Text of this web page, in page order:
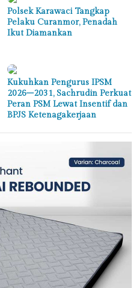
Polsek Karawaci Tangkap
Pelaku Curanmor, Penadah
Ikut Diamankan
Kukuhkan Pengurus IPSM
2026–2031, Sachrudin Perkuat
Peran PSM Lewat Insentif dan
BPJS Ketenagakerjaan